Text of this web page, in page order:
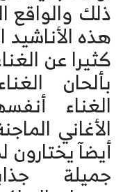
ذلك والواقع
هذه الأناشيد
كثيرا عن
بألحان
الغناء
الأغاني
أيضآ
جميلة